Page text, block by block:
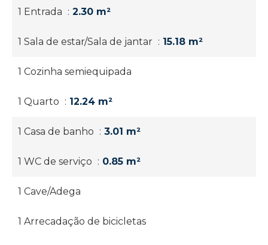
1 Entrada 2.30 m²
1 Sala de estar/Sala de jantar 15.18 m²
1 Cozinha semiequipada
1 Quarto 12.24 m²
1 Casa de banho 3.01 m²
1 WC de serviço 0.85 m²
1 Cave/Adega
1 Arrecadação de bicicletas